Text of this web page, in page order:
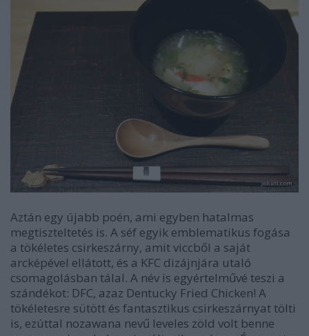
Aztán egy újabb poén, ami egyben hatalmas
megtiszteltetés is. A séf egyik emblematikus fogása
a tökéletes csirkeszárny, amit viccből a saját
arcképével ellátott, és a KFC dizájnjára utaló
csomagolásban tálal. A név is egyértelművé teszi a
szándékot: DFC, azaz Dentucky Fried Chicken! A
tökéletesre sütött és fantasztikus csirkeszárnyat tölti
is, ezúttal nozawana nevű leveles zöld volt benne